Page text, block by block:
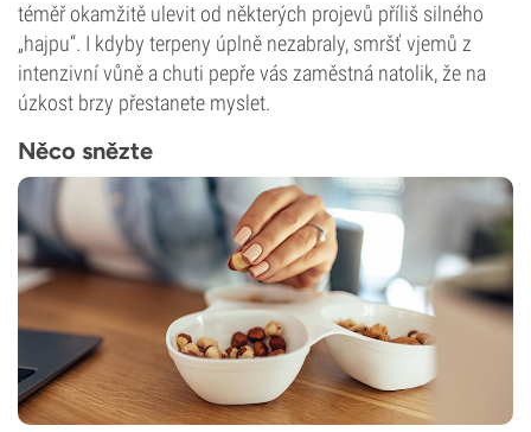
téměř okamžitě ulevit od některých projevů příliš silného
„hajpu“. I kdyby terpeny úplně nezabraly, smršť vjemů z
intenzivní vůně a chuti pepře vás zaměstná natolik, že na
úzkost brzy přestanete myslet.
Něco snězte